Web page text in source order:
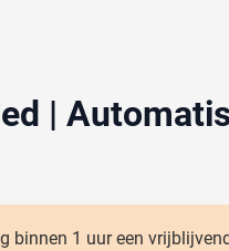
|
binnen 1 uur een